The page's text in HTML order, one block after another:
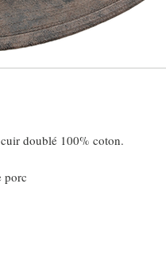
doublé 100% coton.
porc